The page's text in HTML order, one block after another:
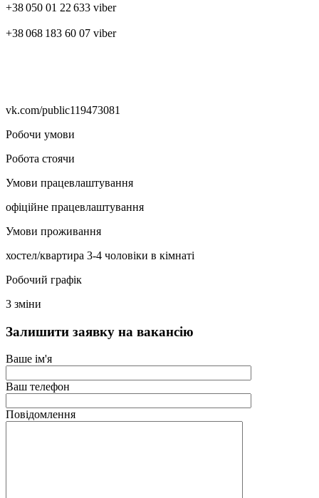
+38 050 01 22 633 viber
+38 068 183 60 07 viber
vk.com/public119473081
Робочи умови
Робота стоячи
Умови працевлаштування
офіційне працевлаштування
Умови проживання
хостел/квартира 3-4 чоловіки в кімнаті
Робочий графік
3 зміни
Залишити заявку на вакансію
Ваше ім'я
Ваш телефон
Повідомлення